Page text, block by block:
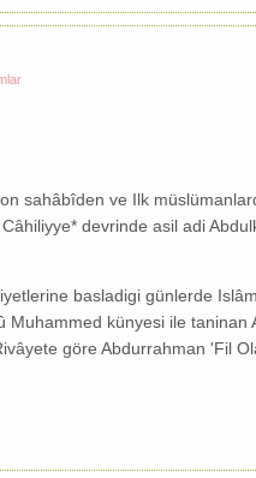
sahâbîden ve Ilk
devrinde asil adi
basladigi günlerde
künyesi ile taninan
göre Abdurrahman 'Fil